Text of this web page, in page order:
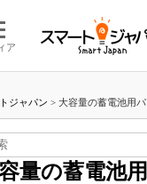
ア
ジャパン > 大容量の蓄電池用
量の蓄電池
・発電機器